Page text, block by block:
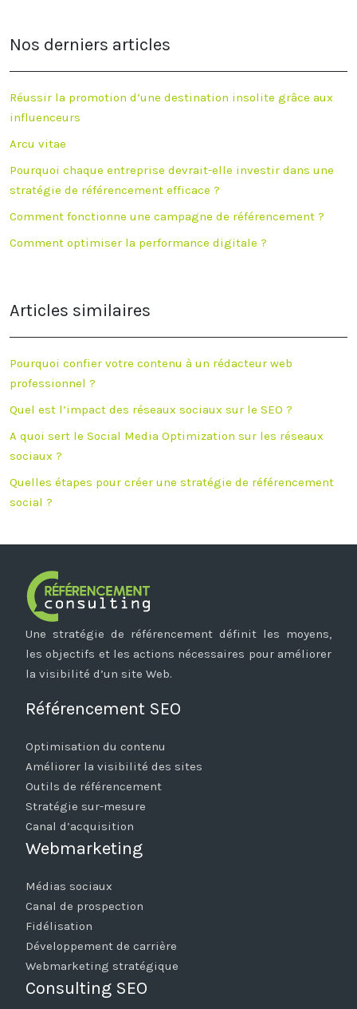
Nos derniers articles
Réussir la promotion d’une destination insolite grâce aux
influenceurs
Arcu vitae
Pourquoi chaque entreprise devrait-elle investir dans une
stratégie de référencement efficace ?
Comment fonctionne une campagne de référencement ?
Comment optimiser la performance digitale ?
Articles similaires
Pourquoi confier votre contenu à un rédacteur web
professionnel ?
Quel est l’impact des réseaux sociaux sur le SEO ?
A quoi sert le Social Media Optimization sur les réseaux
sociaux ?
Quelles étapes pour créer une stratégie de référencement
social ?
Une stratégie de référencement définit les moyens,
les objectifs et les actions nécessaires pour améliorer
la visibilité d’un site Web.
Référencement SEO
Optimisation du contenu
Améliorer la visibilité des sites
Outils de référencement
Stratégie sur-mesure
Canal d’acquisition
Webmarketing
Médias sociaux
Canal de prospection
Fidélisation
Développement de carrière
Webmarketing stratégique
Consulting SEO